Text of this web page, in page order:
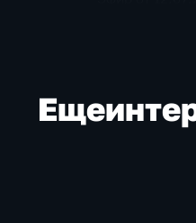
Еще